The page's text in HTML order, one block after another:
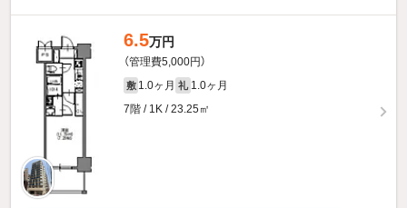
6.5万円
（管理費5,000円）
敷 1.0ヶ月 礼 1.0ヶ月
7階 / 1K / 23.25㎡